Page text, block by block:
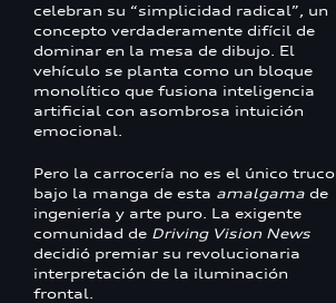
celebran su “simplicidad radical”, un
concepto verdaderamente difícil de
dominar en la mesa de dibujo. El
vehículo se planta como un bloque
monolítico que fusiona inteligencia
artificial con asombrosa intuición
emocional.
Pero la carrocería no es el único truco
bajo la manga de esta amalgama de
ingeniería y arte puro. La exigente
comunidad de Driving Vision News
decidió premiar su revolucionaria
interpretación de la iluminación
frontal.